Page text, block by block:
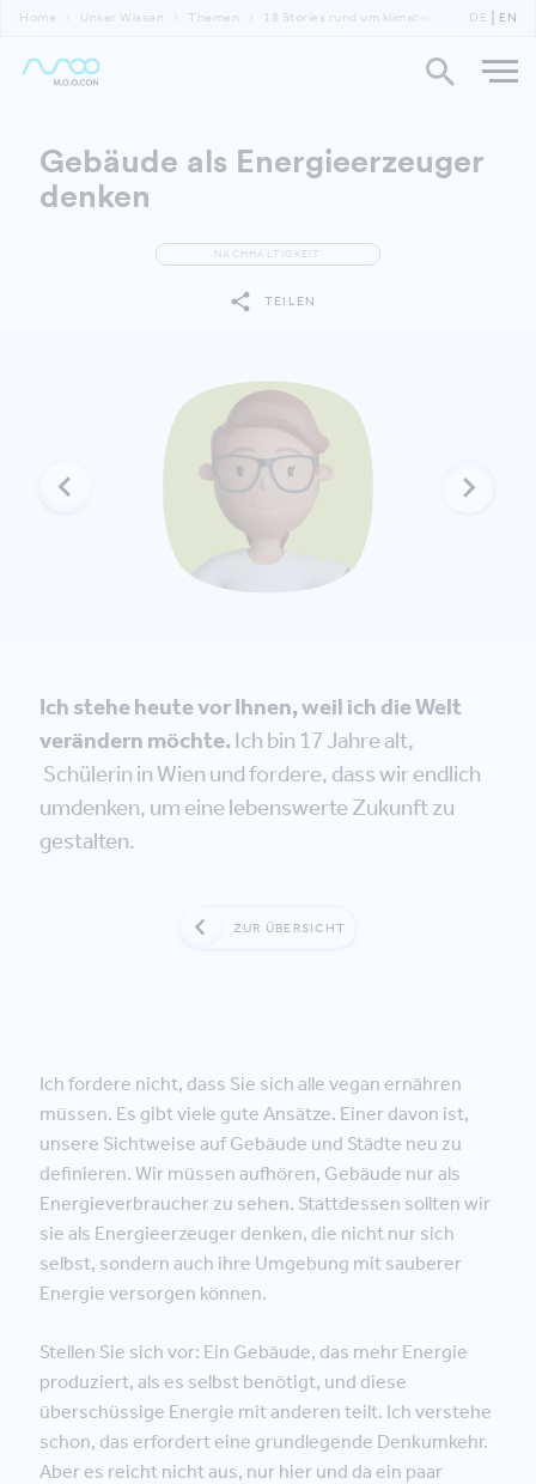
Home Unser Wissen Themen 18 Stories rund um klimabewussteDE EN
Gebäude als Energieerzeuger
denken
NACHHALTIGKEIT
TEILEN
Ich stehe heute vor Ihnen, weil ich die Welt
verändern möchte. Ich bin 17 Jahre alt,
Schülerin in Wien und fordere, dass wir endlich
umdenken, um eine lebenswerte Zukunft zu
gestalten.
ZUR ÜBERSICHT
Ich fordere nicht, dass Sie sich alle vegan ernähren
müssen. Es gibt viele gute Ansätze. Einer davon ist,
unsere Sichtweise auf Gebäude und Städte neu zu
definieren. Wir müssen aufhören, Gebäude nur als
Energieverbraucher zu sehen. Stattdessen sollten wir
sie als Energieerzeuger denken, die nicht nur sich
selbst, sondern auch ihre Umgebung mit sauberer
Energie versorgen können.
Stellen Sie sich vor: Ein Gebäude, das mehr Energie
produziert, als es selbst benötigt, und diese
überschüssige Energie mit anderen teilt. Ich verstehe
schon, das erfordert eine grundlegende Denkumkehr.
Aber es reicht nicht aus, nur hier und da ein paar